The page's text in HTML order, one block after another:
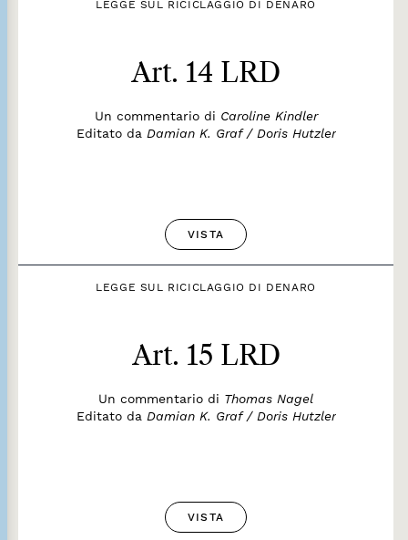
LEGGE SUL RICICLAGGIO DI DENARO
Art. 14 LRD
Un commentario di Caroline Kindler
Editato da Damian K. Graf / Doris Hutzler
VISTA
LEGGE SUL RICICLAGGIO DI DENARO
Art. 15 LRD
Un commentario di Thomas Nagel
Editato da Damian K. Graf / Doris Hutzler
VISTA